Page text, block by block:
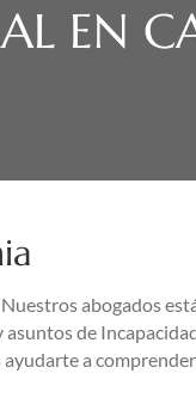
EN
abogados
de
a